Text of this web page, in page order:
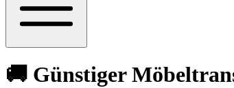
🚚 Günstiger